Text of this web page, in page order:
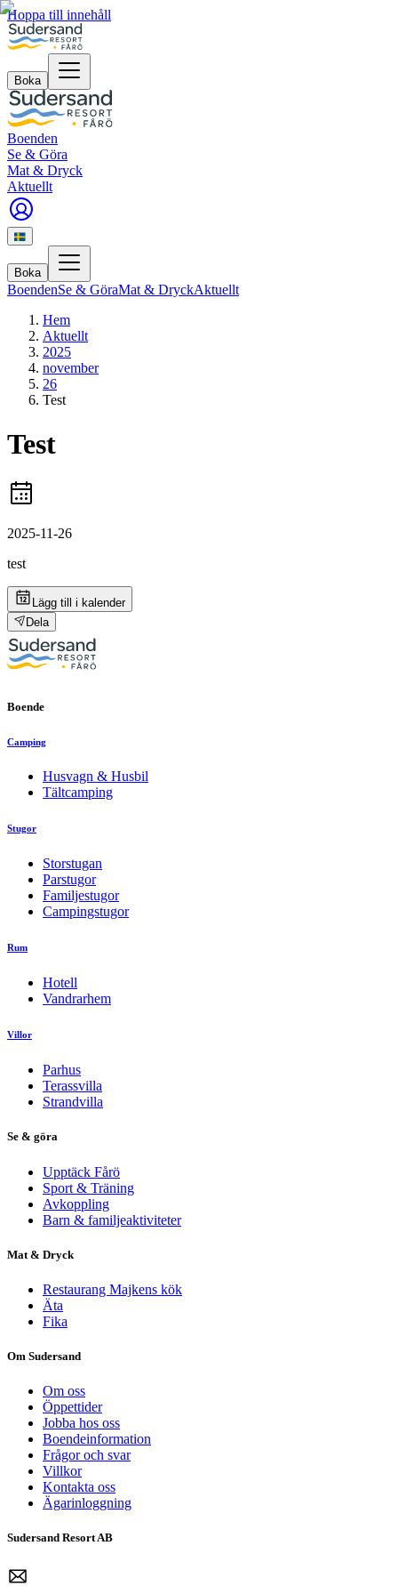
Hoppa till innehåll
Boka
Boenden
Se & Göra
Mat & Dryck
Aktuellt
Boka
BoendenSe & GöraMat & DryckAktuellt
Hem
Aktuellt
2025
november
26
Test
Test
2025-11-26
test
Lägg till i kalender
Dela
Boende
Camping
Husvagn & Husbil
Tältcamping
Stugor
Storstugan
Parstugor
Familjestugor
Campingstugor
Rum
Hotell
Vandrarhem
Villor
Parhus
Terassvilla
Strandvilla
Se & göra
Upptäck Fårö
Sport & Träning
Avkoppling
Barn & familjeaktiviteter
Mat & Dryck
Restaurang Majkens kök
Äta
Fika
Om Sudersand
Om oss
Öppettider
Jobba hos oss
Boendeinformation
Frågor och svar
Villkor
Kontakta oss
Ägarinloggning
Sudersand Resort AB